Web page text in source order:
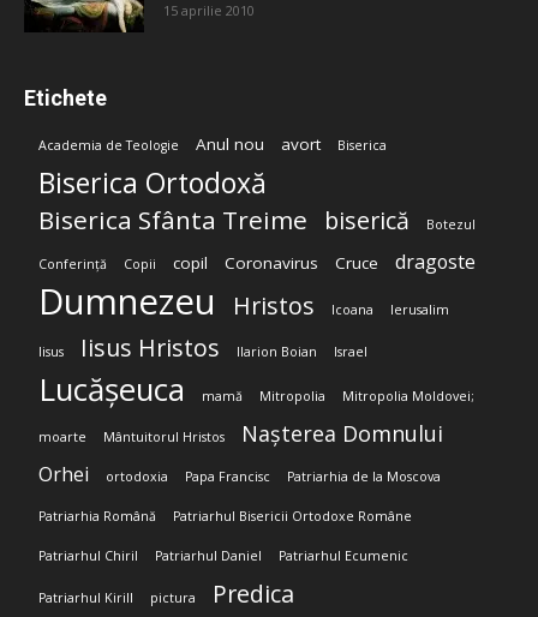
15 aprilie 2010
Etichete
Academia de Teologie Anul nou avort Biserica
Biserica Ortodoxă
Biserica Sfânta Treime biserică Botezul
Conferință Copii copil Coronavirus Cruce dragoste
Dumnezeu Hristos Icoana Ierusalim
Iisus Iisus Hristos Ilarion Boian Israel
Lucășeuca mamă Mitropolia Mitropolia Moldovei;
moarte Mântuitorul Hristos Nașterea Domnului
Orhei ortodoxia Papa Francisc Patriarhia de la Moscova
Patriarhia Română Patriarhul Bisericii Ortodoxe Române
Patriarhul Chiril Patriarhul Daniel Patriarhul Ecumenic
Patriarhul Kirill pictura Predica